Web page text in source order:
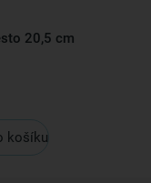
20,5 cm
košíku